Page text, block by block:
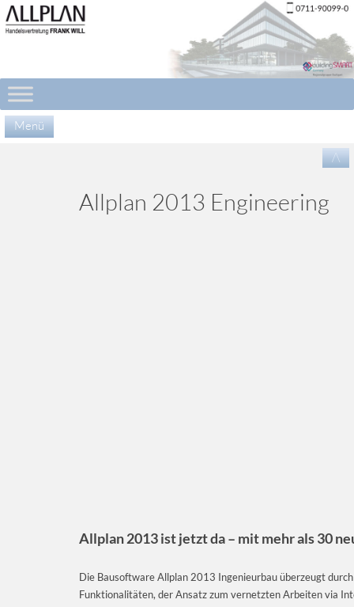
Menü
/\
Allplan 2013 Engineering
Allplan 2013 ist jetzt da– mit mehr als 30
Die Bausoftware Allplan 2013 Ingenieurbau überzeugt
Funktionalitäten, der Ansatz zum vernetzten Arbeiten via